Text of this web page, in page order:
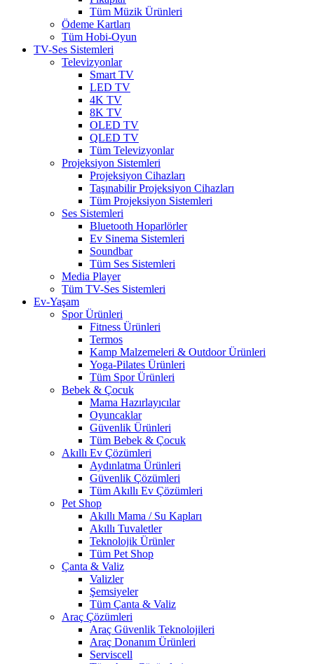
Tüm Müzik Ürünleri
Ödeme Kartları
Tüm Hobi-Oyun
TV-Ses Sistemleri
Televizyonlar
Smart TV
LED TV
4K TV
8K TV
OLED TV
QLED TV
Tüm Televizyonlar
Projeksiyon Sistemleri
Projeksiyon Cihazları
Taşınabilir Projeksiyon Cihazları
Tüm Projeksiyon Sistemleri
Ses Sistemleri
Bluetooth Hoparlörler
Ev Sinema Sistemleri
Soundbar
Tüm Ses Sistemleri
Media Player
Tüm TV-Ses Sistemleri
Ev-Yaşam
Spor Ürünleri
Fitness Ürünleri
Termos
Kamp Malzemeleri & Outdoor Ürünleri
Yoga-Pilates Ürünleri
Tüm Spor Ürünleri
Bebek & Çocuk
Mama Hazırlayıcılar
Oyuncaklar
Güvenlik Ürünleri
Tüm Bebek & Çocuk
Akıllı Ev Çözümleri
Aydınlatma Ürünleri
Güvenlik Çözümleri
Tüm Akıllı Ev Çözümleri
Pet Shop
Akıllı Mama / Su Kapları
Akıllı Tuvaletler
Teknolojik Ürünler
Tüm Pet Shop
Çanta & Valiz
Valizler
Şemsiyeler
Tüm Çanta & Valiz
Araç Çözümleri
Araç Güvenlik Teknolojileri
Araç Donanım Ürünleri
Serviscell